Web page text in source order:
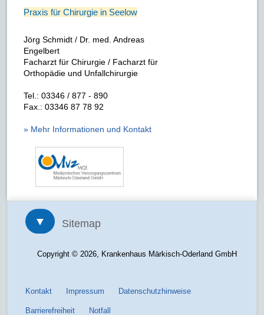
Praxis für Chirurgie in Seelow
Jörg Schmidt / Dr. med. Andreas
Engelbert
Facharzt für Chirurgie / Facharzt für
Orthopädie und Unfallchirurgie
Tel.: 03346 / 877 - 890
Fax.: 03346 87 78 92
» Mehr Informationen und Kontakt
▼ Sitemap
Copyright © 2026, Krankenhaus Märkisch-Oderland GmbH
Kontakt Impressum Datenschutzhinweise
Barrierefreiheit Notfall